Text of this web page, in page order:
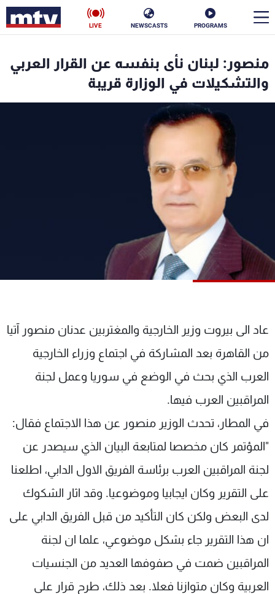
PROGRAMS
NEWSCASTS
LIVE
منصور: لبنان نأى بنفسه عن القرار العربي
والتشكيلات في الوزارة قريبة
عاد الى بيروت وزير الخارجية والمغتربين عدنان منصور آتيا
من القاهرة بعد المشاركة في اجتماع وزراء الخارجية
العرب الذي بحث في الوضع في سوريا وعمل لجنة
المراقبين العرب فيها.
في المطار، تحدث الوزير منصور عن هذا الاجتماع فقال:
"المؤتمر كان مخصصا لمتابعة البيان الذي سيصدر عن
لجنة المراقبين العرب برئاسة الفريق الاول الدابي، اطلعنا
على التقرير وكان ايجابيا وموضوعيا. وقد اثار الشكوك
لدى البعض ولكن كان التأكيد من قبل الفريق الدابي على
ان هذا التقرير جاء بشكل موضوعي، علما ان لجنة
المراقبين ضمت في صفوفها العديد من الجنسيات
العربية وكان متوازنا فعلا. بعد ذلك، طرح قرار على
الأخبار
منوعات
كأس العالم
البرامج
جدول البرامج
الإنـتـاج
لاعلاناتكم
تواصل معنا
شروط الإسـتخدام
سياسة الخصوصية